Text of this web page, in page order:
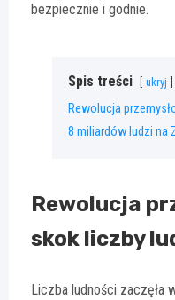
bezpiecznie i godnie.
Spis treści ukryj
Rewolucja
8 miliardów ludzi na
Rewolucja
skok liczby
Liczba ludności zaczęła